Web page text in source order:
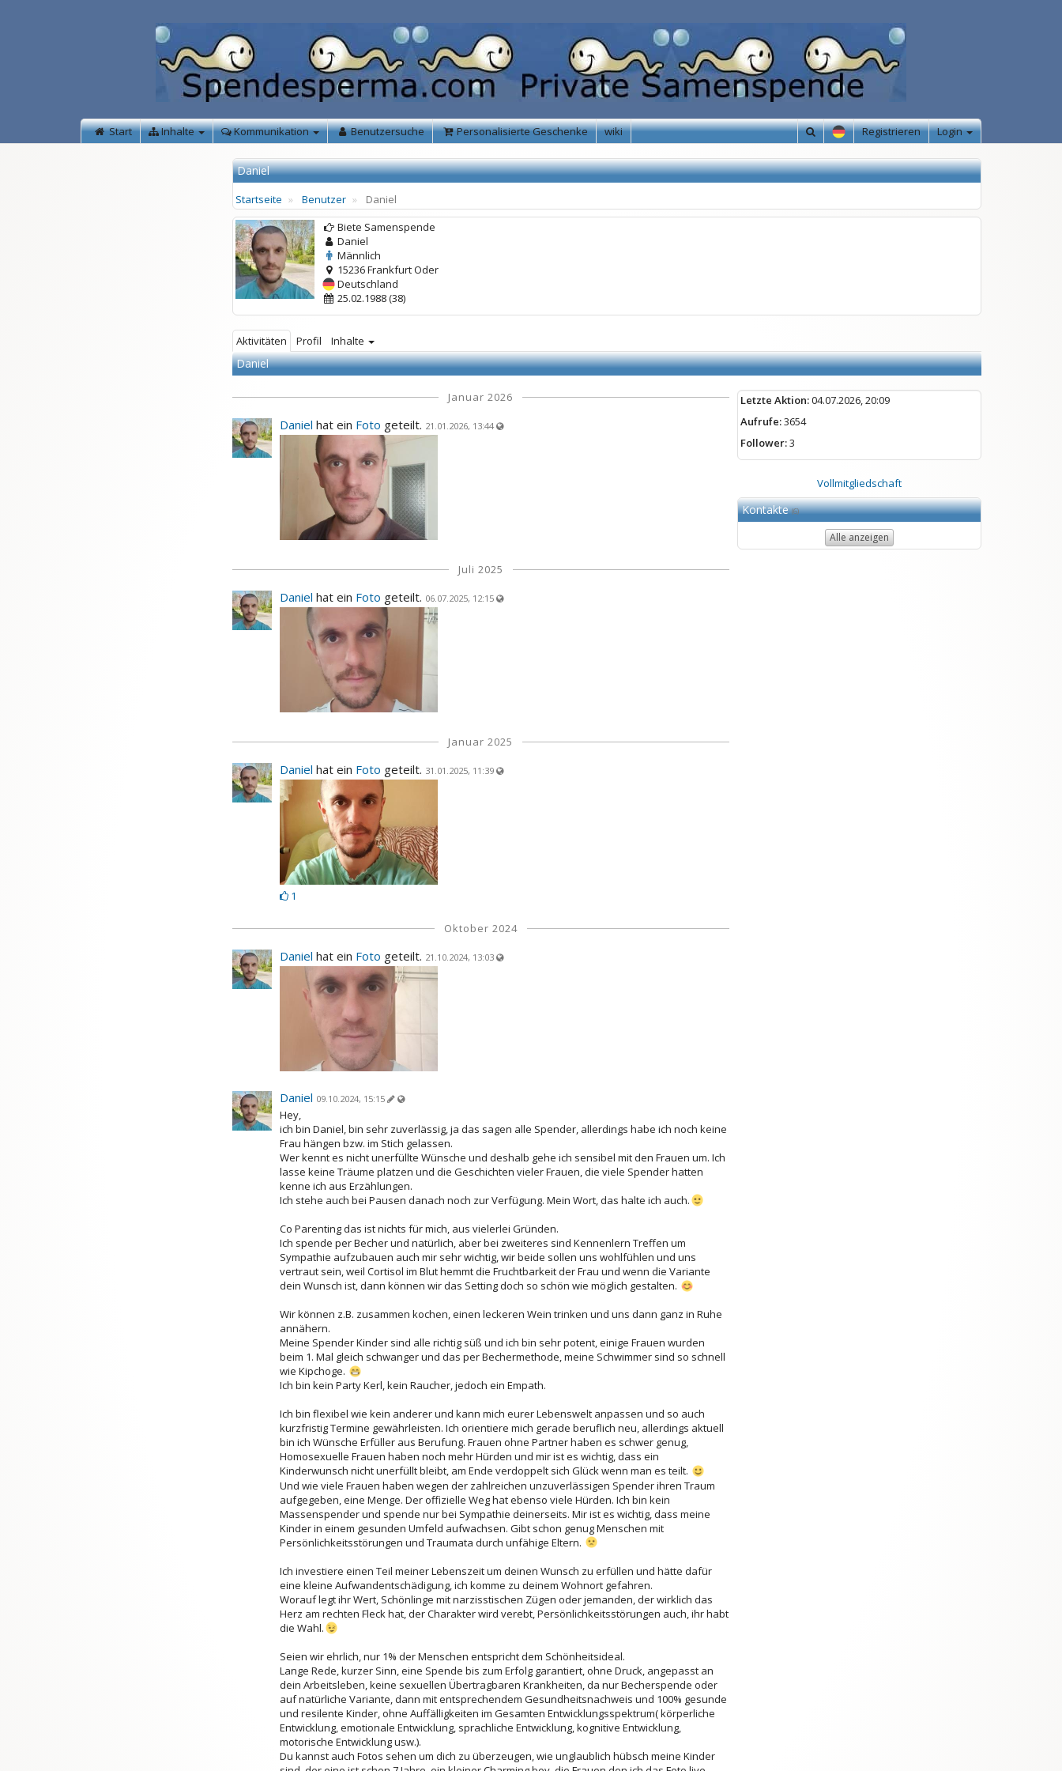
Start Inhalte Kommunikation Benutzersuche Personalisierte Geschenke wiki Registrieren Login
Daniel
Startseite Benutzer
Daniel
Biete Samenspende
Daniel
Männlich
15236 Frankfurt Oder
Deutschland
25.02.1988 (38)
Aktivitäten Profil Inhalte
Daniel
Januar 2026
Daniel hat ein Foto geteilt. 21.01.2026, 13:44
Juli 2025
Daniel hat ein Foto geteilt. 06.07.2025, 12:15
Januar 2025
Daniel hat ein Foto geteilt. 31.01.2025, 11:39
1
Oktober 2024
Daniel hat ein Foto geteilt. 21.10.2024, 13:03
Daniel 09.10.2024, 15:15
Hey,
ich bin Daniel, bin sehr zuverlässig, ja das sagen alle Spender, allerdings habe ich noch keine
Frau hängen bzw. im Stich gelassen.
Wer kennt es nicht unerfüllte Wünsche und deshalb gehe ich sensibel mit den Frauen um. Ich
lasse keine Träume platzen und die Geschichten vieler Frauen, die viele Spender hatten
kenne ich aus Erzählungen.
Ich stehe auch bei Pausen danach noch zur Verfügung. Mein Wort, das halte ich auch.
Co Parenting das ist nichts für mich, aus vielerlei Gründen.
Ich spende per Becher und natürlich, aber bei zweiteres sind Kennenlern Treffen um
Sympathie aufzubauen auch mir sehr wichtig, wir beide sollen uns wohlfühlen und uns
vertraut sein, weil Cortisol im Blut hemmt die Fruchtbarkeit der Frau und wenn die Variante
dein Wunsch ist, dann können wir das Setting doch so schön wie möglich gestalten.
Wir können z.B. zusammen kochen, einen leckeren Wein trinken und uns dann ganz in Ruhe
annähern.
Meine Spender Kinder sind alle richtig süß und ich bin sehr potent, einige Frauen wurden
beim 1. Mal gleich schwanger und das per Bechermethode, meine Schwimmer sind so schnell
wie Kipchoge.
Ich bin kein Party Kerl, kein Raucher, jedoch ein Empath.
Ich bin flexibel wie kein anderer und kann mich eurer Lebenswelt anpassen und so auch
kurzfristig Termine gewährleisten. Ich orientiere mich gerade beruflich neu, allerdings aktuell
bin ich Wünsche Erfüller aus Berufung. Frauen ohne Partner haben es schwer genug,
Homosexuelle Frauen haben noch mehr Hürden und mir ist es wichtig, dass ein
Kinderwunsch nicht unerfüllt bleibt, am Ende verdoppelt sich Glück wenn man es teilt.
Und wie viele Frauen haben wegen der zahlreichen unzuverlässigen Spender ihren Traum
aufgegeben, eine Menge. Der offizielle Weg hat ebenso viele Hürden. Ich bin kein
Massenspender und spende nur bei Sympathie deinerseits. Mir ist es wichtig, dass meine
Kinder in einem gesunden Umfeld aufwachsen. Gibt schon genug Menschen mit
Persönlichkeitsstörungen und Traumata durch unfähige Eltern.
Ich investiere einen Teil meiner Lebenszeit um deinen Wunsch zu erfüllen und hätte dafür
eine kleine Aufwandentschädigung, ich komme zu deinem Wohnort gefahren.
Worauf legt ihr Wert, Schönlinge mit narzisstischen Zügen oder jemanden, der wirklich das
Herz am rechten Fleck hat, der Charakter wird verebt, Persönlichkeitsstörungen auch, ihr habt
die Wahl.
Seien wir ehrlich, nur 1% der Menschen entspricht dem Schönheitsideal.
Lange Rede, kurzer Sinn, eine Spende bis zum Erfolg garantiert, ohne Druck, angepasst an
dein Arbeitsleben, keine sexuellen Übertragbaren Krankheiten, da nur Becherspende oder
auf natürliche Variante, dann mit entsprechendem Gesundheitsnachweis und 100% gesunde
und resilente Kinder, ohne Auffälligkeiten im Gesamten Entwicklungsspektrum( körperliche
Entwicklung, emotionale Entwicklung, sprachliche Entwicklung, kognitive Entwicklung,
motorische Entwicklung usw.).
Du kannst auch Fotos sehen um dich zu überzeugen, wie unglaublich hübsch meine Kinder
Letzte Aktion:04.07.2026, 20:09
Aufrufe:3654
Follower:3
Vollmitgliedschaft
Kontakte(6)
Alle anzeigen